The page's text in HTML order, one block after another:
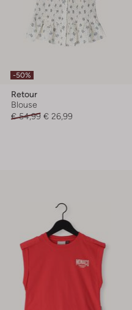
-50%
Retour
Blouse
€ 54,99 € 26,99